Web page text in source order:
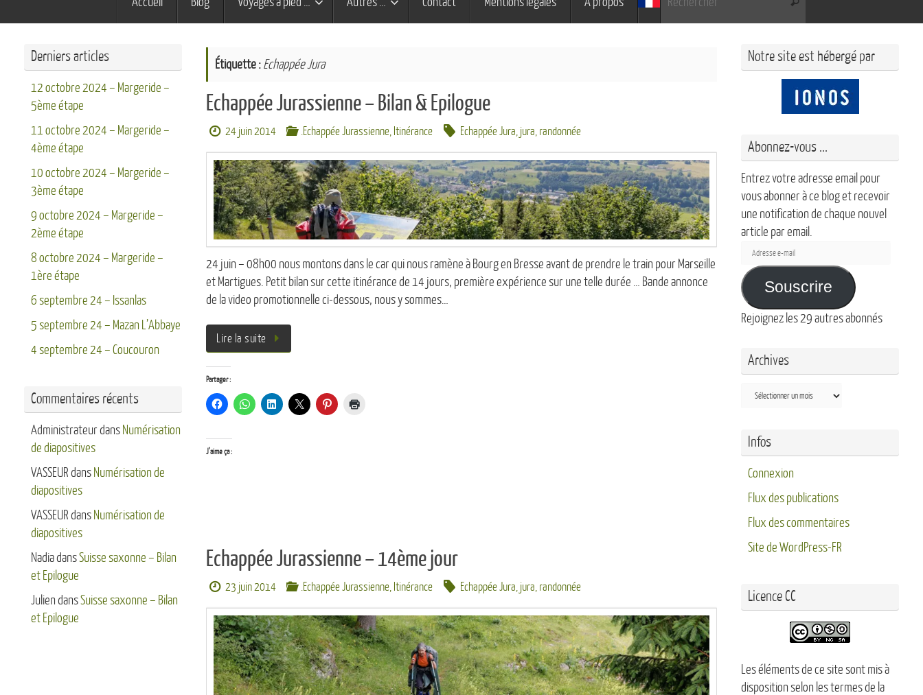
Étiquette : Echappée Jura
Echappée Jurassienne – Bilan & Epilogue
24 juin 2014 .Echappée Jurassienne, Itinérance Echappée Jura, jura, randonnée
24 juin – 08h00 nous montons dans le car qui nous ramène à Bourg en Bresse avant de prendre le train pour Marseille
et Martigues. Petit bilan sur cette itinérance de 14 jours, première expérience sur une telle durée … Bande annonce
de la video promotionnelle ci-dessous, nous y sommes…
Lire la suite
Partager :
J’aime ça :
Echappée Jurassienne – 14ème jour
23 juin 2014 .Echappée Jurassienne, Itinérance Echappée Jura, jura, randonnée
Derniers articles
12 octobre 2024 – Margeride –
5ème étape
11 octobre 2024 – Margeride –
4ème étape
10 octobre 2024 – Margeride –
3ème étape
9 octobre 2024 – Margeride –
2ème étape
8 octobre 2024 – Margeride –
1ère étape
6 septembre 24 – Issanlas
5 septembre 24 – Mazan L’Abbaye
4 septembre 24 – Coucouron
Commentaires récents
Administrateurdans Numérisation
de diapositives
VASSEUR dans Numérisation de
diapositives
VASSEUR dans Numérisation de
diapositives
NadiadansSuisse saxonne – Bilan
et Epilogue
Julien dansSuisse saxonne – Bilan
et Epilogue
Notre site est hébergé par
Abonnez-vous ...
Entrez votre adresse email pour
vous abonner à ce blog et recevoir
une notification de chaque nouvel
article par email.
Adresse
e-
mail
Souscrire
Rejoignez les 29 autres abonnés
Archives
Archives
Infos
Connexion
Flux des publications
Flux des commentaires
Site de WordPress-FR
Licence CC
Les éléments de ce site sont mis à
disposition selon les termes de la